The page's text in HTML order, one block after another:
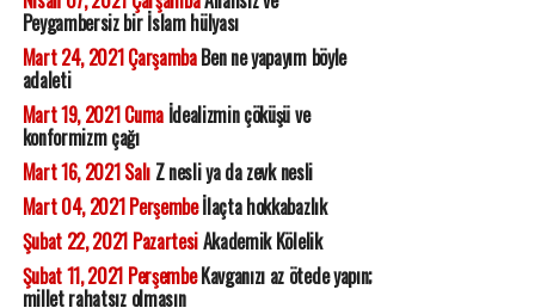
Peygambersiz bir İslam hülyası
Mart 24, 2021 ÇarşambaBen ne yapayım böyle
adaleti
Mart 19, 2021 Cumaİdealizmin çöküşü ve
konformizm çağı
Mart 16, 2021 SalıZ nesli ya da zevk nesli
Mart 04, 2021 Perşembeİlaçta hokkabazlık
Şubat 22, 2021 PazartesiAkademik Kölelik
Şubat 11, 2021 PerşembeKavganızı az ötede yapın;
millet rahatsız olmasın